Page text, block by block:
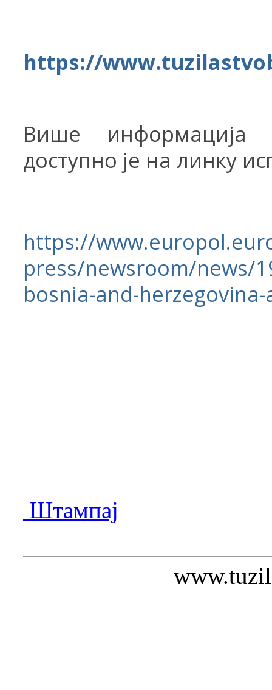
https://www.
Више
доступно је на линку
https://www.europol.
press/newsroom/news/
bosnia-and-herzegovina-
Штампај